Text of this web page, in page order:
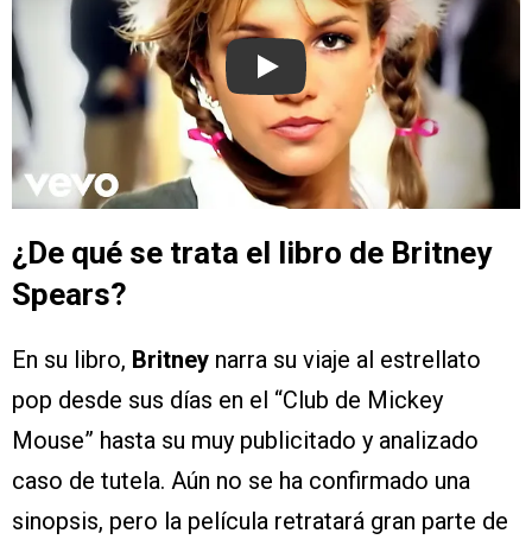
Play
¿De qué se trata el libro de Britney
Spears?
En su libro, Britney narra su viaje al estrellato
pop desde sus días en el “Club de Mickey
Mouse” hasta su muy publicitado y analizado
caso de tutela. Aún no se ha confirmado una
sinopsis, pero la película retratará gran parte de